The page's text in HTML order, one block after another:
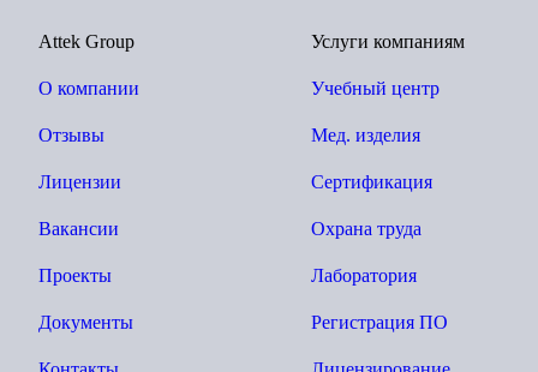
Attek Group
О компании
Отзывы
Лицензии
Вакансии
Проекты
Документы
Услуги компаниям
Учебный центр
Мед. изделия
Сертификация
Охрана труда
Лаборатория
Регистрация ПО